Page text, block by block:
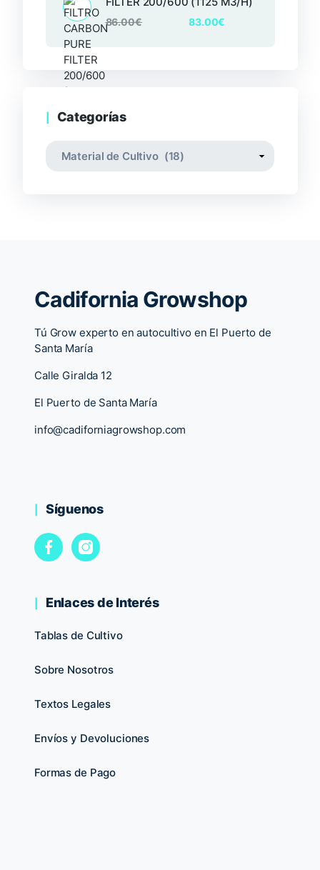
86.00€ 83.00€
Categorías
Cadifornia Growshop
Tú Grow experto en autocultivo en El Puerto de
Santa María
Calle Giralda 12
El Puerto de Santa María
info@cadiforniagrowshop.com
Síguenos
Enlaces de Interés
Tablas de Cultivo
Sobre Nosotros
Textos Legales
Envíos y Devoluciones
Formas de Pago